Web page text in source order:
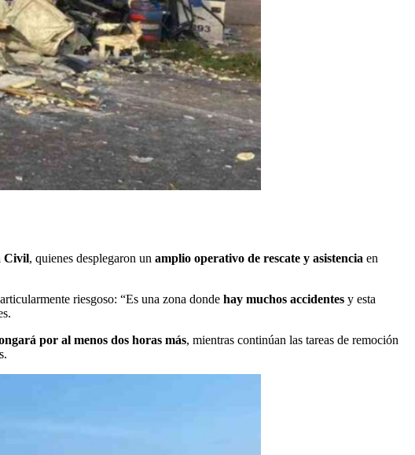
Civil, quienes desplegaron un amplio operativo de rescate y asistencia en
riesgoso: “Es una zona donde hay muchos accidentes y esta
por al menos dos horas más, mientras continúan las tareas de remoción